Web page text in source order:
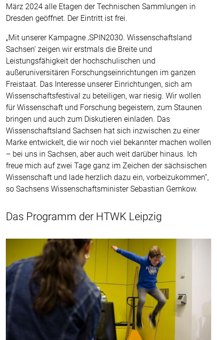
März 2024 alle Etagen der Technischen Sammlungen in
Dresden geöffnet. Der Eintritt ist frei.
„Mit unserer Kampagne ‚SPIN2030. Wissenschaftsland
Sachsen‘ zeigen wir erstmals die Breite und
Leistungsfähigkeit der hochschulischen und
außeruniversitären Forschungseinrichtungen im ganzen
Freistaat. Das Interesse unserer Einrichtungen, sich am
Wissenschaftsfestival zu beteiligen, war riesig. Wir wollen
für Wissenschaft und Forschung begeistern, zum Staunen
bringen und auch zum Diskutieren einladen. Das
Wissenschaftsland Sachsen hat sich inzwischen zu einer
Marke entwickelt, die wir noch viel bekannter machen wollen
– bei uns in Sachsen, aber auch weit darüber hinaus. Ich
freue mich auf zwei Tage ganz im Zeichen der sächsischen
Wissenschaft und lade herzlich dazu ein, vorbeizukommen“,
so Sachsens Wissenschaftsminister Sebastian Gemkow.
Das Programm der HTWK Leipzig